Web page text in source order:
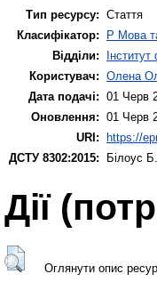
Тип ресурсу: Стаття
Класифікатор:
P Мова
Відділи:
Користувач: Олена
Дата подачі: 01 Черв
Оновлення: 01 Черв
URI:
https://
ДСТУ 8302:2015:
Білоус
Дії
Оглянути опис